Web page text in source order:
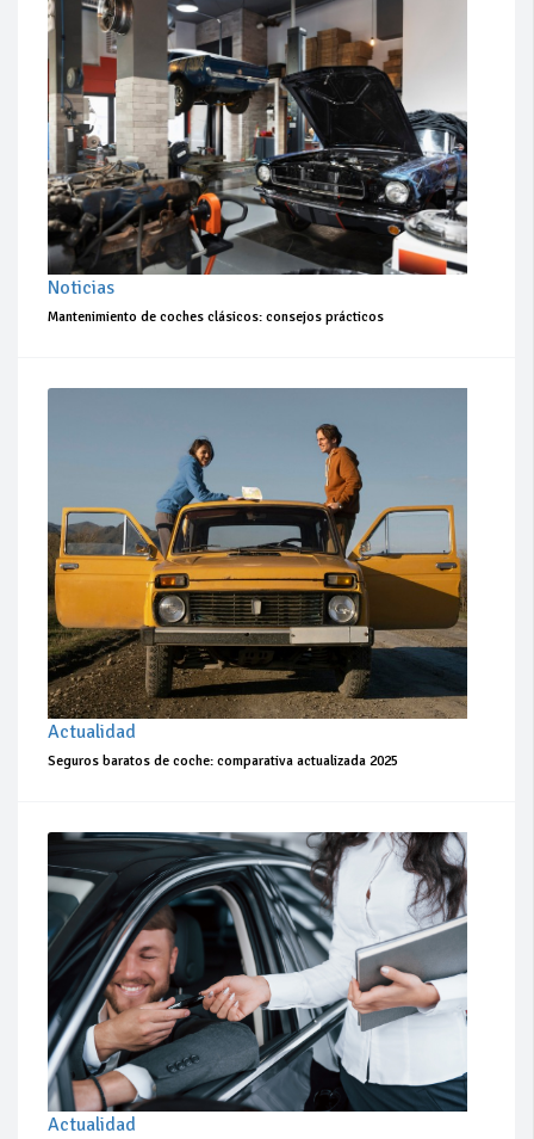
Noticias
Mantenimiento de coches clásicos: consejos prácticos
Actualidad
Seguros baratos de coche: comparativa actualizada 2025
Actualidad